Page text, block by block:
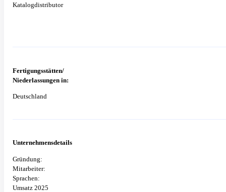
Katalogdistributor
Fertigungsstätten/
Niederlassungen in:
Deutschland
Unternehmensdetails
Gründung:
Mitarbeiter:
Sprachen:
Umsatz 2025